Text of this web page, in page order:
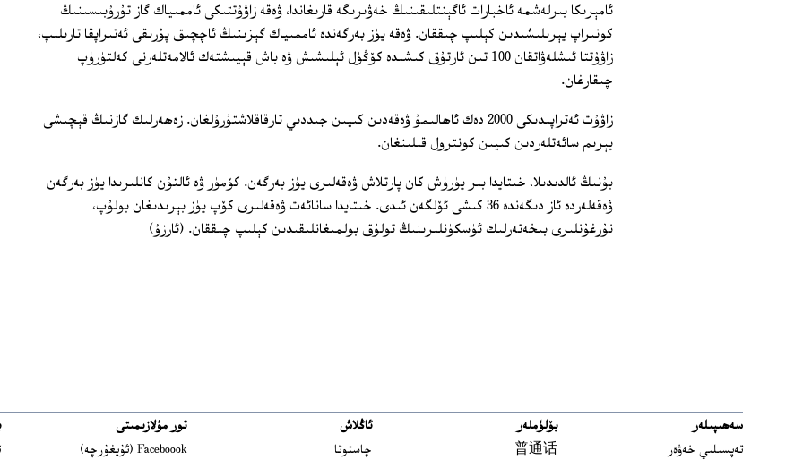
ئامېرىكا بىرلەشمە ئاخبارات ئاگېنتلىقىنىڭ خەۋىرىگە قارىغاندا، ۋەقە زاۋۇتتىكى ئاممىياك گاز تۇرۇبىسىنىڭ
كونىراپ يېرىلىشىدىن كېلىپ چىققان. ۋەقە يۈز بەرگەندە ئاممىياك گېزىنىڭ ئاچچىق پۇرىقى ئەتىراپقا تارىلىپ،
زاۋۇتتا ئىشلەۋاتقان 100 تىن ئارتۇق كىشىدە كۆڭۈل ئېلىشىش ۋە باش قېيىشتەك ئالامەتلەرنى كەلتۈرۈپ
چىقارغان.
زاۋۇت ئەتراپىدىكى 2000 دەك ئاھالىمۇ ۋەقەدىن كىيىن جىددىي تارقاقلاشتۇرۇلغان. زەھەرلىك گازنىڭ قېچىشى
يېرىم سائەتلەردىن كىيىن كونترول قىلىنغان.
بۇنىڭ ئالدىدىلا، خىتايدا بىر يۈرۈش كان پارتلاش ۋەقەلىرى يۈز بەرگەن. كۆمۈر ۋە ئالتۇن كانلىرىدا يۈز بەرگەن
ۋەقەلەردە ئاز دىگەندە 36 كىشى ئۆلگەن ئىدى. خىتايدا سانائەت ۋەقەلىرى كۆپ يۈز بېرىدىغان بولۇپ،
نۇرغۇنلىرى بىخەتەرلىك ئۈسكۈنلىرىنىڭ تولۇق بولمىغانلىقىدىن كېلىپ چىققان. (ئارزۇ)
سەھىپىلەر
تەپسىلىي خەۋەر
بۆلۈملەر
普通话
ئاڭلاش
چاستوتا
تور مۇلازىمىتى
Faceboook (ئۇيغۇرچە)
in new window